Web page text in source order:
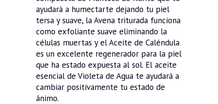
ayudará a humectarte dejando tu piel
tersa y suave, la Avena triturada funciona
como exfoliante suave eliminando la
células muertas y el Aceite de Caléndula
es un excelente regenerador para la piel
que ha estado expuesta al sol. El aceite
esencial de Violeta de Agua te ayudará a
cambiar positivamente tu estado de
ánimo.